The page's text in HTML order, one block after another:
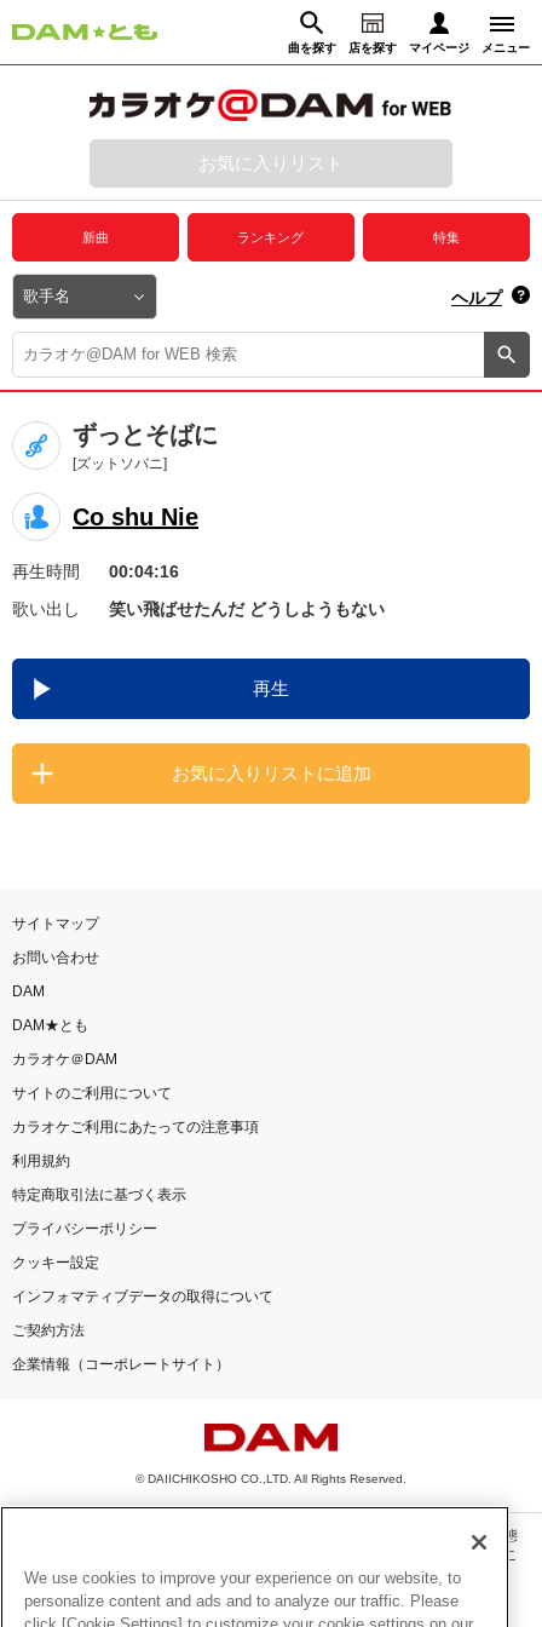
曲を探す 店を探す マイページ メニュー
動画からさがす 録音からさがす
ログイン
プレミアムサービス
DAM★とも動画
DAM★とも録音
カラオケ＠DAM
ユーザー検索
キャンペーン
お知らせ よくあるご質問
DAMの新曲・ランキングなど
カラオケ最新情報をチェック！
お気に入りリスト
新曲 ランキング 特集
ヘルプ
ずっとそばに
[ズットソバニ]
Co shu Nie
再生時間
00:04:16
歌い出し
笑い飛ばせたんだ どうしようもない
再生
お気に入りリストに追加
サイトマップ
お問い合わせ
DAM
DAM★とも
カラオケ＠DAM
サイトのご利用について
カラオケご利用にあたっての注意事項
利用規約
特定商取引法に基づく表示
プライバシーポリシー
クッキー設定
インフォマティブデータの取得について
ご契約方法
企業情報（コーポレートサイト）
© DAIICHIKOSHO CO.,LTD. All Rights Reserved.
このサイトに掲載されている一切の文章・画像・写真・動画・音声等を、手段や形態
を問わず、著作権法の定める範囲を超えて無断で複製、転載、ファイル化などするこ
とを禁じます。
楽曲及びコンテンツは、機種によりご利用いただけない場合があります。
We use cookies to improve your experience on our website, to
personalize content and ads and to analyze our traffic. Please